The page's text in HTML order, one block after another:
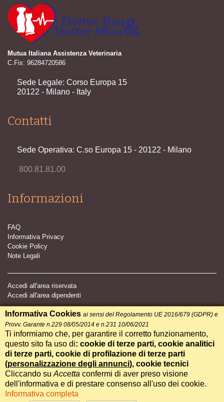
Mutua Italiana Assistenza Veterinaria
C.Fis: 96284720586
Sede Legale: Corso Europa 15
20122 - Milano - Italy
Contatti
Sede Operativa: C.so Europa 15 - 20122 - Milano
800.81.81.00
Informazioni
FAQ
Informativa Privacy
Cookie Policy
Note Legali
Accedi all'area riservata
Accedi all'area dipendenti
Informativa Cookies ai sensi del Regolamento UE 2016/679 (GDPR) e
Provv. Garante n.229 08/05/2014 e n.231 10/06/2021
Ti informiamo che, per garantire il corretto funzionamento,
questo sito fa uso di: cookie di terze parti, cookie analitici
di terze parti, cookie di profilazione di terze parti
(personalizzazione degli annunci), cookie tecnici
Cliccando su Accetta confermi di aver preso visione
dell'informativa e di prestare consenso all'uso dei cookie.
Informativa completa
Hai domande? Parla con il
nostro IA assistente.